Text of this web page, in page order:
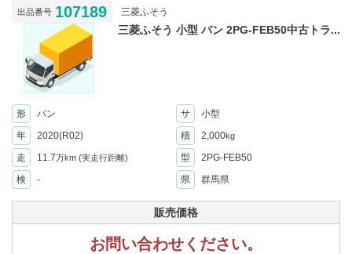
出品番号 107189 三菱ふそう
三菱ふそう 小型 バン 2PG-FEB50中古トラ...
形 バン サ
小型
年
2020(R02) 積 2,000kg
走 11.7万km (実走行距離) 型
2PG-FEB50
検
- 県 群馬県
販売価格
お問い合わせください。